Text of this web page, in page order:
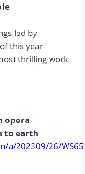
led by
this year
thrilling work
opera
to earth
a/202309/26/